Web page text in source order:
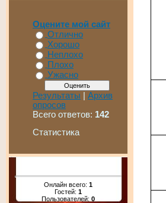
Оцените мой сайт
Отлично
Хорошо
Неплохо
Плохо
Ужасно
Результаты | Архив
опросов
Всего ответов: 142
Статистика
Онлайн всего: 1
Гостей: 1
Пользователей: 0